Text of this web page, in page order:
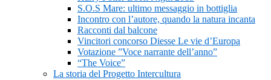
S.O.S Mare: ultimo messaggio in bottiglia
Incontro con l’autore, quando la natura incanta
Racconti dal balcone
Vincitori concorso Diesse Le vie d’Europa
Votazione ”Voce narrante dell’anno”
“The Voice”
La storia del Progetto Intercultura